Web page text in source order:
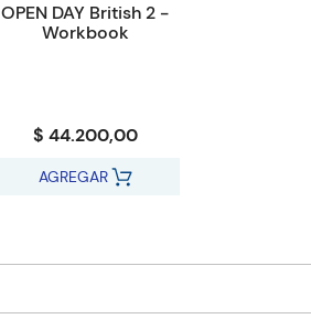
OPEN DAY British 2 -
Workbook
$ 44.200,00
AGREGAR